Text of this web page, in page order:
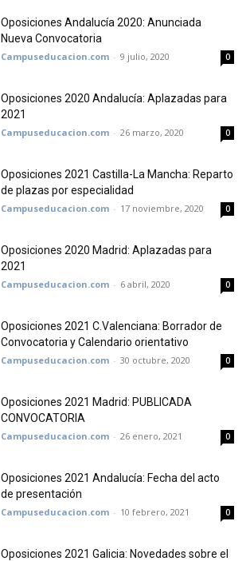
Oposiciones Andalucía 2020: Anunciada
Nueva Convocatoria
Campuseducacion.com - 9 julio, 2020 0
Oposiciones 2020 Andalucía: Aplazadas para
2021
Campuseducacion.com - 26 marzo, 2020 0
Oposiciones 2021 Castilla-La Mancha: Reparto
de plazas por especialidad
Campuseducacion.com - 17 noviembre, 2020 0
Oposiciones 2020 Madrid: Aplazadas para
2021
Campuseducacion.com - 6 abril, 2020 0
Oposiciones 2021 C.Valenciana: Borrador de
Convocatoria y Calendario orientativo
Campuseducacion.com - 30 octubre, 2020 0
Oposiciones 2021 Madrid: PUBLICADA
CONVOCATORIA
Campuseducacion.com - 26 enero, 2021 0
Oposiciones 2021 Andalucía: Fecha del acto
de presentación
Campuseducacion.com - 10 febrero, 2021 0
Oposiciones 2021 Galicia: Novedades sobre el